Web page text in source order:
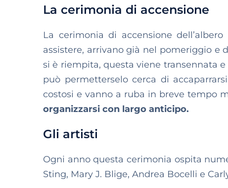
La cerimonia di accensione
La cerimonia di accensione
assistere, arrivano già nel pomeriggio e
si è riempita, questa viene transennata
può permetterselo cerca di
costosi e vanno a ruba in breve tempo
organizzarsi con largo anticipo.
Gli artisti
Ogni anno questa cerimonia ospita
Sting, Mary J. Blige, Andrea Bocelli e